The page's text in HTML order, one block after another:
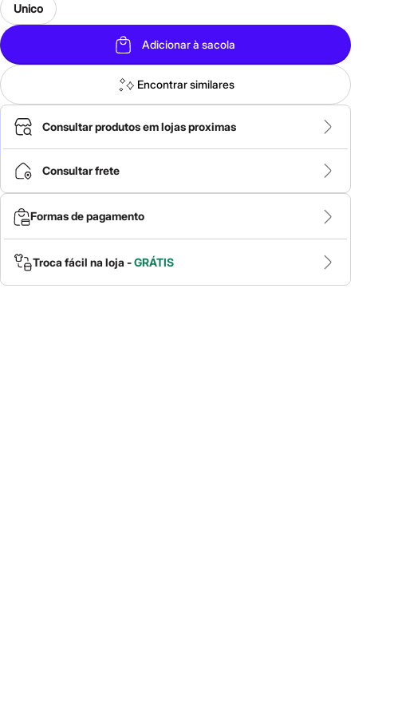
Unico
Adicionar à sacola
Encontrar similares
Consultar produtos em lojas proximas
Consultar frete
Formas de pagamento
Troca fácil na loja -GRÁTIS